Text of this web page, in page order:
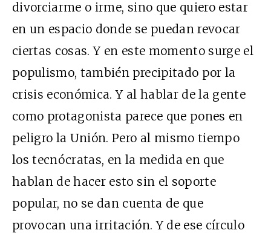
divorciarme o irme, sino que quiero estar
en un espacio donde se puedan revocar
ciertas cosas. Y en este momento surge el
populismo, también precipitado por la
crisis económica. Y al hablar de la gente
como protagonista parece que pones en
peligro la Unión. Pero al mismo tiempo
los tecnócratas, en la medida en que
hablan de hacer esto sin el soporte
popular, no se dan cuenta de que
provocan una irritación. Y de ese círculo